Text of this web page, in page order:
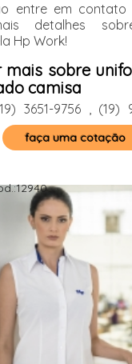
entre em
detalhes
Hp Work!
mais sobre
camisa
3651-9756, (19)
faça uma cotação
12940